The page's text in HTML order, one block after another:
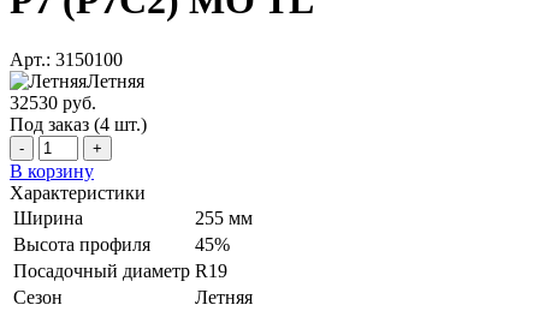
Арт.: 3150100
Летняя
32530 руб.
Под заказ (4 шт.)
- +
В корзину
Характеристики
Ширина
255 мм
Высота профиля
45%
Посадочный диаметр R19
Сезон
Летняя